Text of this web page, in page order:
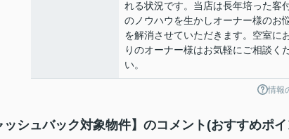
れる状況です。当店は長年培った客
のノウハウを生かしオーナー様のお
を解消させていただきます。空室に
りのオーナー様はお気軽にご相談く
い。
情報
シュバック対象物件】のコメント(おすすめポ